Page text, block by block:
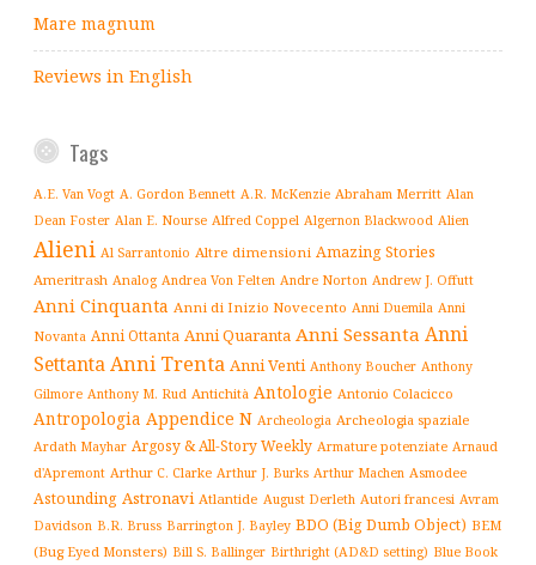
Mare magnum
Reviews in English
Tags
A.E. Van Vogt A. Gordon Bennett A.R. McKenzie Abraham Merritt Alan
Dean Foster Alan E. Nourse Alfred Coppel Algernon Blackwood Alien
Alieni Al Sarrantonio Altre dimensioni Amazing Stories
Ameritrash Analog Andrea Von Felten Andre Norton Andrew J. Offutt
Anni Cinquanta Anni di Inizio Novecento Anni Duemila Anni
Novanta Anni Ottanta Anni Quaranta Anni Sessanta Anni
SettantaAnni Trenta Anni Venti Anthony Boucher Anthony
Gilmore Anthony M. Rud Antichità Antologie Antonio Colacicco
Antropologia Appendice N Archeologia Archeologia spaziale
Ardath Mayhar Argosy & All-Story Weekly Armature potenziate Arnaud
d'Apremont Arthur C. Clarke Arthur J. Burks Arthur Machen Asmodee
Astounding Astronavi Atlantide August Derleth Autori francesi Avram
Davidson B.R. Bruss Barrington J. Bayley BDO (Big Dumb Object) BEM
(Bug Eyed Monsters) Bill S. Ballinger Birthright (AD&D setting) Blue Book